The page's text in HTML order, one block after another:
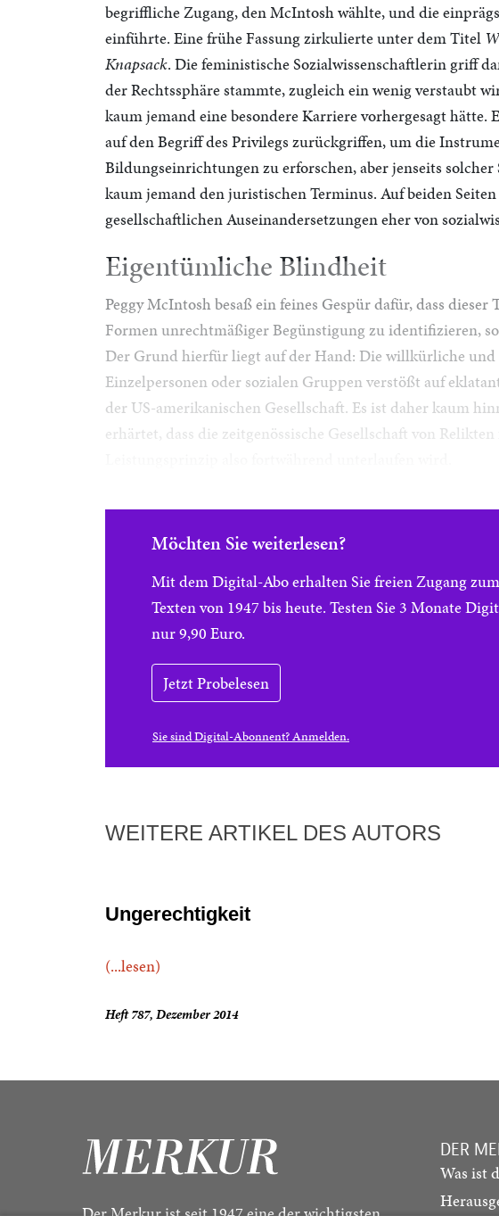
begriffliche Zugang, den McIntosh wählte, und die
einführte. Eine frühe Fassung zirkulierte unter dem Titel
Knapsack. Die feministische Sozialwissenschaftlerin griff
der Rechtssphäre stammte, zugleich ein wenig verstaubt
kaum jemand eine besondere Karriere vorhergesagt hätte.
auf den Begriff des Privilegs zurückgriffen, um die
Bildungseinrichtungen zu erforschen, aber jenseits
kaum jemand den juristischen Terminus. Auf beiden
gesellschaftlichen Auseinandersetzungen eher von
Eigentümliche Blindheit
Peggy McIntosh besaß ein feines Gespür dafür, dass
Formen unrechtmäßiger Begünstigung zu identifizieren,
Der Grund hierfür liegt auf der Hand: Die willkürliche und
Einzelpersonen oder sozialen Gruppen verstößt auf
der US-amerikanischen Gesellschaft. Es ist daher kaum
erhärtet, dass die zeitgenössische Gesellschaft von
Möchten Sie weiterlesen?
Mit dem Digital-Abo erhalten Sie freien Zugang
Texten von 1947 bis heute. Testen Sie 3 Monate
nur 9,90 Euro.
Jetzt Probelesen
Sie sind Digital-Abonnent? Anmelden.
WEITERE ARTIKEL DES AUTORS
Ungerechtigkeit
(...lesen)
Heft 787, Dezember 2014
Der Merkur ist seit 1947 eine der wichtigsten
DER
Was ist